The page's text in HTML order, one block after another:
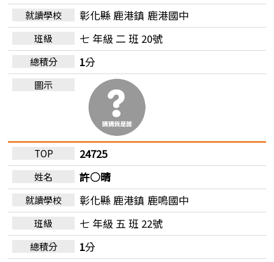
彰化縣 鹿港鎮 鹿港國中
七 年級 二 班 20號
1分
24725
許○晴
彰化縣 鹿港鎮 鹿鳴國中
七 年級 五 班 22號
1分